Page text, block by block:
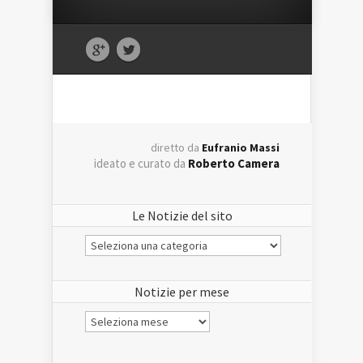
diretto da Eufranio Massi
ideato e curato da Roberto Camera
Le Notizie del sito
Le
Notizie
Notizie per mese
Notizie
per